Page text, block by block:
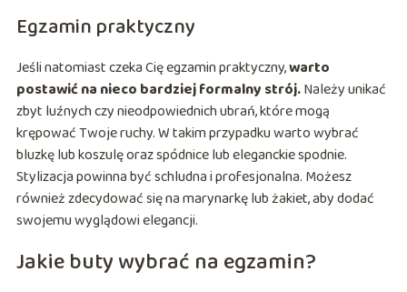
Egzamin praktyczny
Jeśli natomiast czeka Cię egzamin praktyczny,warto
postawić na nieco bardziej formalny strój.Należy unikać
zbyt luźnych czy nieodpowiednich ubrań, które mogą
krępować Twoje ruchy. W takim przypadku warto wybrać
bluzkę lub koszulę oraz spódnice lub eleganckie spodnie.
Stylizacja powinna być schludna i profesjonalna. Możesz
również zdecydować się na marynarkę lub żakiet, aby dodać
swojemu wyglądowi elegancji.
Jakie buty wybrać na egzamin?